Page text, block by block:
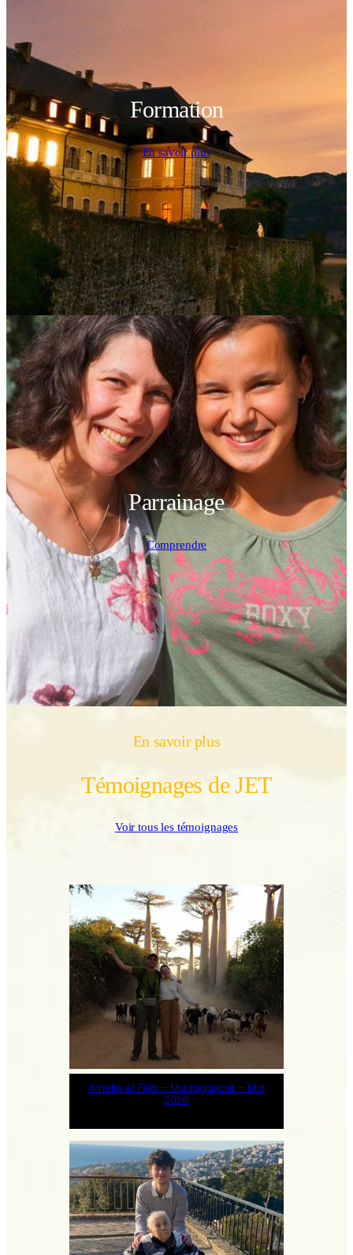
Formation
En savoir plus
Parrainage
Comprendre
En savoir plus
Témoignages de JET
Voir tous les témoignages
Amélie et Félix – Madagascar – Mai
2026